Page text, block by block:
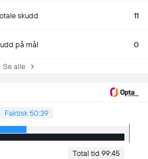
skudd 11
på mål 0
alle
Faktisk 50:39
Total tid 99:45